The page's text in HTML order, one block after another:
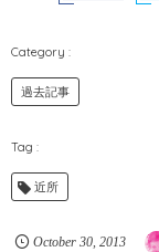
過去記事
近所
October 30, 2013